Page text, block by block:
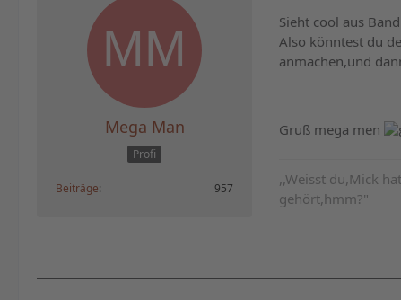
Mega Man
Profi
Beiträge 957
Sieht cool aus
Also könntest du
anmachen,und
Gruß mega men
,,Weisst du,Mick
gehört,hmm?"